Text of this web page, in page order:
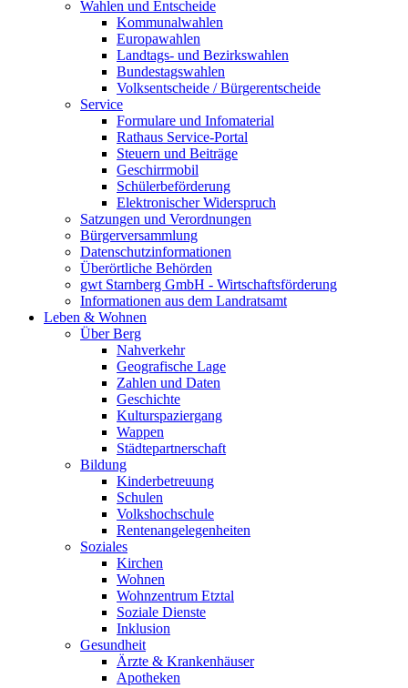
Wahlen und Entscheide
Kommunalwahlen
Europawahlen
Landtags- und Bezirkswahlen
Bundestagswahlen
Volksentscheide / Bürgerentscheide
Service
Formulare und Infomaterial
Rathaus Service-Portal
Steuern und Beiträge
Geschirrmobil
Schülerbeförderung
Elektronischer Widerspruch
Satzungen und Verordnungen
Bürgerversammlung
Datenschutzinformationen
Überörtliche Behörden
gwt Starnberg GmbH - Wirtschaftsförderung
Informationen aus dem Landratsamt
Leben & Wohnen
Über Berg
Nahverkehr
Geografische Lage
Zahlen und Daten
Geschichte
Kulturspaziergang
Wappen
Städtepartnerschaft
Bildung
Kinderbetreuung
Schulen
Volkshochschule
Rentenangelegenheiten
Soziales
Kirchen
Wohnen
Wohnzentrum Etztal
Soziale Dienste
Inklusion
Gesundheit
Ärzte & Krankenhäuser
Apotheken